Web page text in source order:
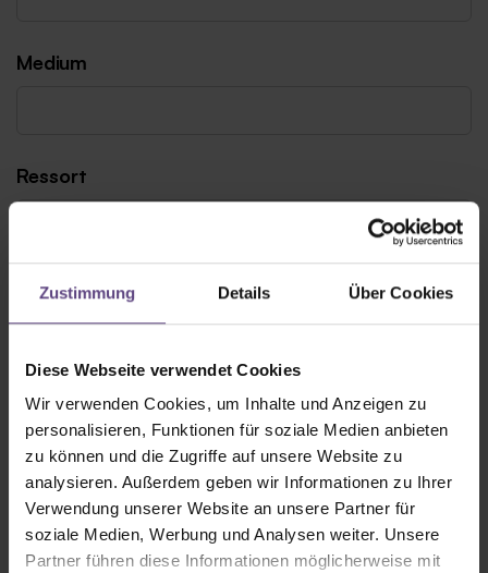
Zustimmung Details Über Cookies
Diese Webseite verwendet Cookies
Wir verwenden Cookies, um Inhalte und Anzeigen zu
personalisieren, Funktionen für soziale Medien anbieten
zu können und die Zugriffe auf unsere Website zu
analysieren. Außerdem geben wir Informationen zu Ihrer
Verwendung unserer Website an unsere Partner für
soziale Medien, Werbung und Analysen weiter. Unsere
Partner führen diese Informationen möglicherweise mit
Medium
Ressort
Freiberuflich
Straße
PLZ
Ort